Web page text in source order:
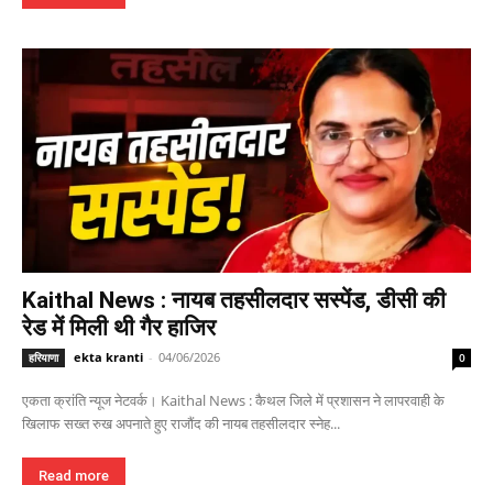
Kaithal News : नायब तहसीलदार सस्पेंड, डीसी की
रेड में मिली थी गैर हाजिर
हरियाणा ekta kranti - 04/06/2026 0
एकता क्रांति न्यूज नेटवर्क। Kaithal News : कैथल जिले में प्रशासन ने लापरवाही के
खिलाफ सख्त रुख अपनाते हुए राजौंद की नायब तहसीलदार स्नेह...
Read more